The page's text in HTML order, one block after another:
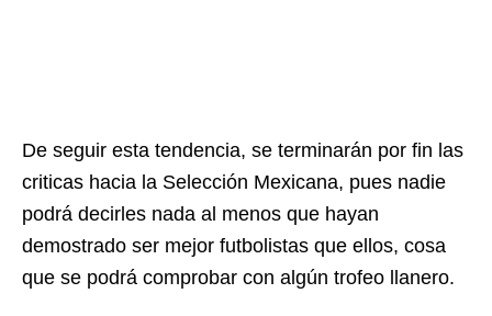
De seguir esta tendencia, se terminarán por fin las
criticas hacia la Selección Mexicana, pues nadie
podrá decirles nada al menos que hayan
demostrado ser mejor futbolistas que ellos, cosa
que se podrá comprobar con algún trofeo llanero.